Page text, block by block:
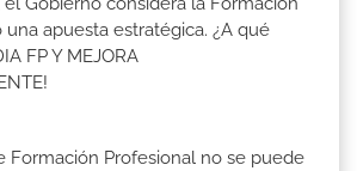
apuesta estratégica. ¿A qué
FP Y MEJORA
Formación Profesional no se puede